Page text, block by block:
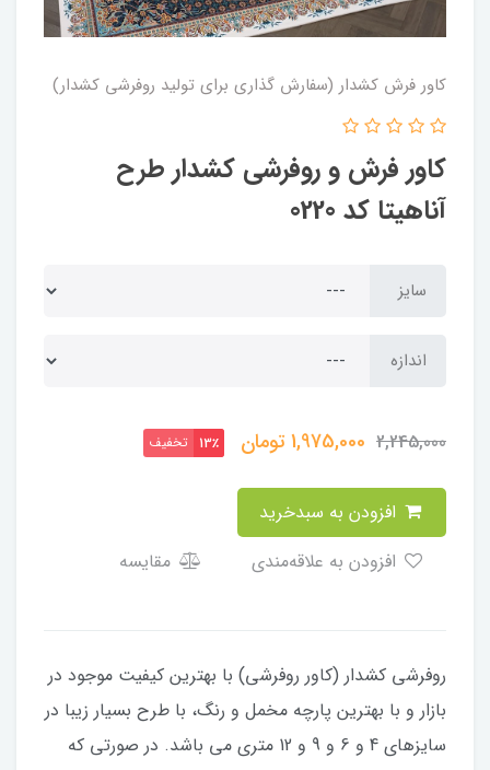
کاور فرش کشدار (سفارش گذاری برای تولید روفرشی کشدار)
کاور فرش و روفرشی کشدار طرح
آناهیتا کد 0220
سایز
اندازه
2,245,000
1,975,000تومان 13٪ تخفیف
مقایسه
​​​​روفرشی کشدار (کاور روفرشی) با بهترین کیفیت موجود در
بازار و با بهترین پارچه مخمل و رنگ، با طرح بسیار زیبا در
سایزهای 4 و 6 و 9 و 12 متری می باشد. در صورتی که